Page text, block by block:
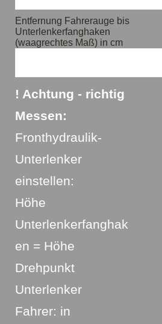
Entfernung Fahrerauge bis
Unterlenkerfanghaken
(waagrechtes Maß) in cm
! Achtung - richtig
Messen:
Fronthydraulik-
Unterlenker
einstellen:
Höhe
Unterlenkerfanghak
en = Höhe
Drehpunkt
Unterlenker
Fahrer: in